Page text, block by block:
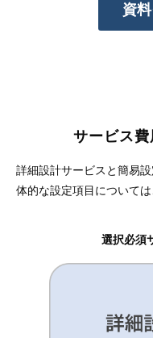
資
サービス
詳細設計サービスと簡易
体的な設定項目について
選択必須